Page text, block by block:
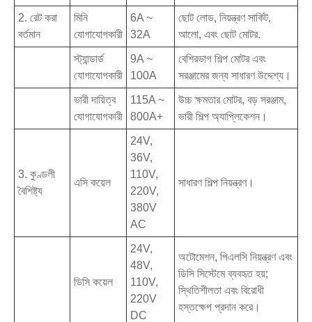
2. রেট করা
বর্তমান
মিনি
যোগাযোগকারী
6A ~
32A
ছোট লোড, নিয়ন্ত্রণ সার্কিট,
আলো, এবং ছোট মোটর.
স্ট্যান্ডার্ড
যোগাযোগকারী
9A ~
100A
বেশিরভাগ শিল্প মোটর এবং
সরঞ্জামের জন্য সাধারণ উদ্দেশ্য।
ভারী দায়িত্ব
যোগাযোগকারী
115A ~
800A+
উচ্চ ক্ষমতার মোটর, বড় সরঞ্জাম,
ভারী শিল্প অ্যাপ্লিকেশন।
3. কুণ্ডলী
বৈশিষ্ট্য
এসি কয়েল
24V,
36V,
110V,
220V,
380V
AC
সাধারণ শিল্প নিয়ন্ত্রণ।
ডিসি কয়েল
24V,
48V,
110V,
220V
DC
অটোমেশন, পিএলসি নিয়ন্ত্রণ এবং
ডিসি সিস্টেমে ব্যবহৃত হয়;
স্থিতিশীলতা এবং বিরোধী
হস্তক্ষেপ প্রদান করে।